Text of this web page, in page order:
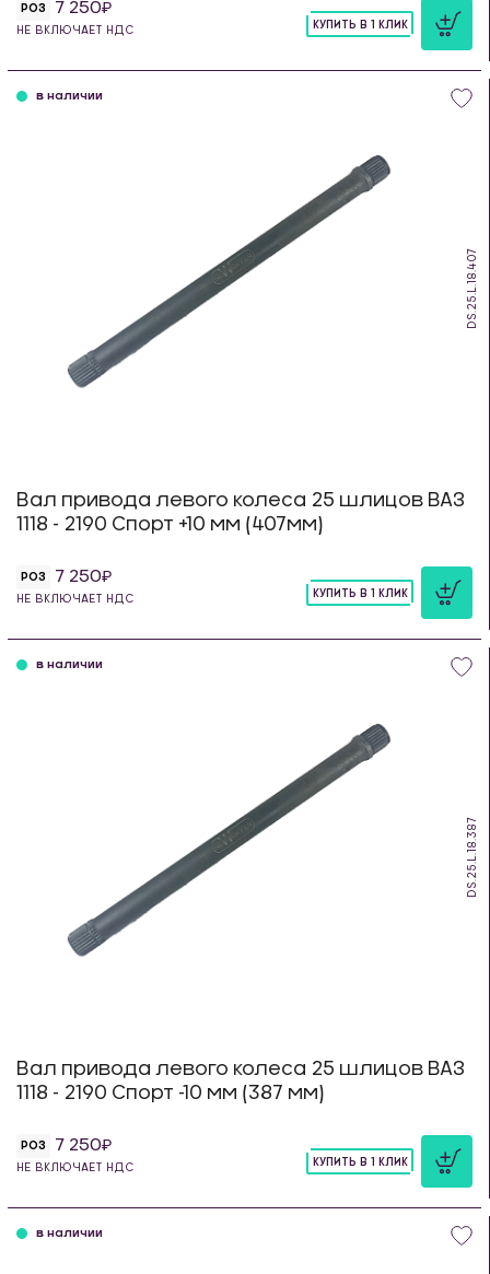
РОЗ 7 250
НЕ ВКЛЮЧАЕТ НДС
КУПИТЬ В 1 КЛИК
DS.25.L.18.407
в наличии
Вал привода левого колеса 25 шлицов ВАЗ
1118 - 2190 Спорт +10 мм (407мм)
РОЗ 7 250
НЕ ВКЛЮЧАЕТ НДС
КУПИТЬ В 1 КЛИК
DS.25.L.18.387
в наличии
Вал привода левого колеса 25 шлицов ВАЗ
1118 - 2190 Спорт -10 мм (387 мм)
РОЗ 7 250
НЕ ВКЛЮЧАЕТ НДС
КУПИТЬ В 1 КЛИК
в наличии